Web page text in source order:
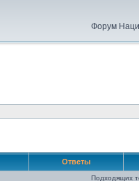
Форум
Ответы
Подходящих